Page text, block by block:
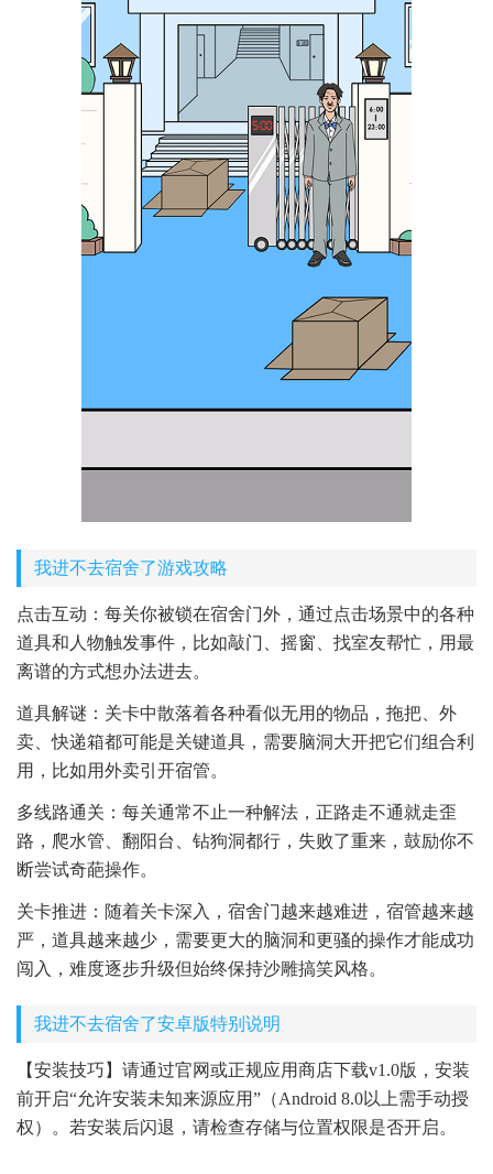
我进不去宿舍了游戏攻略
点击互动：每关你被锁在宿舍门外，通过点击场景中的各种
道具和人物触发事件，比如敲门、摇窗、找室友帮忙，用最
离谱的方式想办法进去。
道具解谜：关卡中散落着各种看似无用的物品，拖把、外
卖、快递箱都可能是关键道具，需要脑洞大开把它们组合利
用，比如用外卖引开宿管。
多线路通关：每关通常不止一种解法，正路走不通就走歪
路，爬水管、翻阳台、钻狗洞都行，失败了重来，鼓励你不
断尝试奇葩操作。
关卡推进：随着关卡深入，宿舍门越来越难进，宿管越来越
严，道具越来越少，需要更大的脑洞和更骚的操作才能成功
闯入，难度逐步升级但始终保持沙雕搞笑风格。
我进不去宿舍了安卓版特别说明
【安装技巧】请通过官网或正规应用商店下载v1.0版，安装
前开启“允许安装未知来源应用”（Android 8.0以上需手动授
权）。若安装后闪退，请检查存储与位置权限是否开启。